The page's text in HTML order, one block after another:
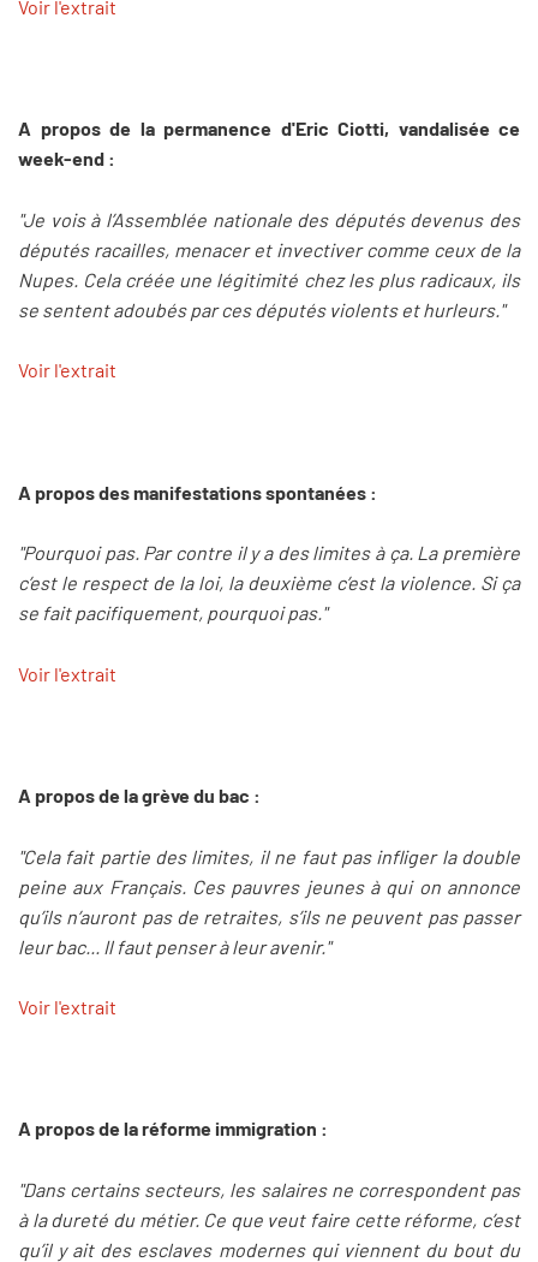
Voir l'extrait
A propos de la permanence d'Eric Ciotti, vandalisée ce
week-end :
"Je vois à l’Assemblée nationale des députés devenus des
députés racailles, menacer et invectiver comme ceux de la
Nupes. Cela créée une légitimité chez les plus radicaux, ils
se sentent adoubés par ces députés violents et hurleurs."
Voir l'extrait
A propos des manifestations spontanées :
"Pourquoi pas. Par contre il y a des limites à ça. La première
c’est le respect de la loi, la deuxième c’est la violence. Si ça
se fait pacifiquement, pourquoi pas."
Voir l'extrait
A propos de la grève du bac :
"Cela fait partie des limites, il ne faut pas infliger la double
peine aux Français. Ces pauvres jeunes à qui on annonce
qu’ils n’auront pas de retraites, s’ils ne peuvent pas passer
leur bac... Il faut penser à leur avenir."
Voir l'extrait
A propos de la réforme immigration :
"Dans certains secteurs, les salaires ne correspondent pas
à la dureté du métier. Ce que veut faire cette réforme, c’est
qu’il y ait des esclaves modernes qui viennent du bout du